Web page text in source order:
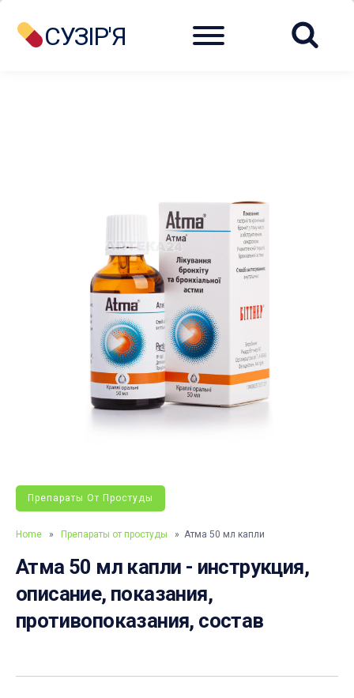
СУЗІР'Я Menu
Препараты От Простуды
Home » Препараты от простуды » Атма 50 мл капли
Атма 50 мл капли - инструкция,
описание, показания,
противопоказания, состав